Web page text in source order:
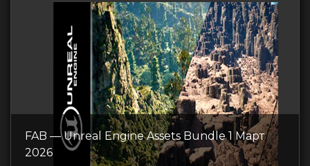
FAB — Unreal Engine Assets Bundle 1 Март
2026